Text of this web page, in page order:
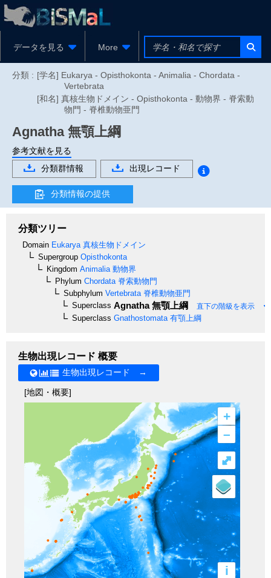
データを見る More
分類 : [学名] Eukarya - Opisthokonta - Animalia - Chordata -
Vertebrata
[和名] 真核生物ドメイン - Opisthokonta - 動物界 - 脊索動
物門 - 脊椎動物亜門
Agnatha無顎上綱
参考文献を見る
分類群情報
出現レコード
分類情報の提供
分類ツリー
Domain Eukarya 真核生物ドメイン
Supergroup Opisthokonta
Kingdom Animalia 動物界
Phylum Chordata 脊索動物門
Subphylum Vertebrata 脊椎動物亜門
Superclass Agnatha無顎上綱 直下の階級を表示
Superclass Gnathostomata 有顎上綱
生物出現レコード 概要
生物出現レコード →
[地図・概要]
+
–
i
⤢